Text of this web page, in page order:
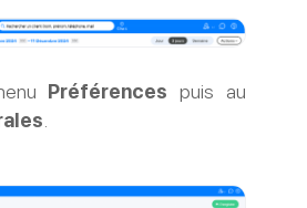
Préférences puis au